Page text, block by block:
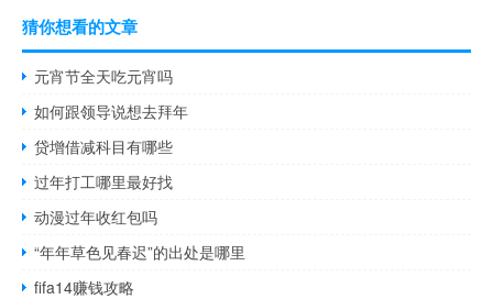
猜你想看的文章
元宵节全天吃元宵吗
如何跟领导说想去拜年
贷增借减科目有哪些
过年打工哪里最好找
动漫过年收红包吗
“年年草色见春迟”的出处是哪里
fifa14赚钱攻略